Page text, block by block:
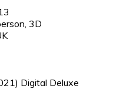
3D
Digital Deluxe